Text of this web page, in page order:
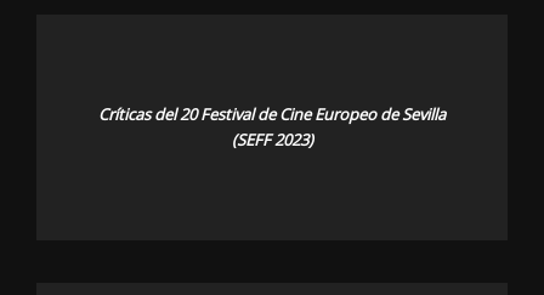
Críticas del 20 Festival de Cine Europeo de Sevilla
(SEFF 2023)